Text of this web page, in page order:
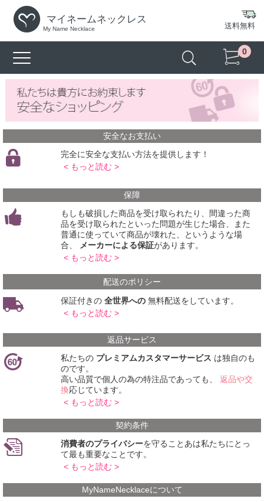
マイネームネックレス
My Name Necklace 送料無料
0
安全なお支払い
完全に安全な支払い方法を提供します！
< もっと読む >
保障
もしも破損した商品を受け取られたり、間違った商
品を受け取られたといった問題が生じた場合、また
普通に使っていて商品が壊れた、というような場
合、
メーカーによる保証があります。
< もっと読む >
配送のポリシー
保証付きの 全世界への 無料配送をしています。
< もっと読む >
返品サービス
私たちの プレミアムカスタマーサービス は独自のも
のです。
高い品質で個人の為の特注品であっても、 返品や交
換応じています。
< もっと読む >
契約条件
消費者のプライバシーを守ることあは私たちにとっ
て最も重要なことです。
< もっと読む >
MyNameNecklaceについて